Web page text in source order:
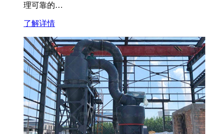
理可靠的…
了解详情